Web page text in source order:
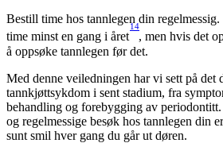
Bestill time hos tannlegen din
time minst en gang i året
14
, men hvis det
å oppsøke tannlegen før det.
Med denne veiledningen har vi sett på det
tannkjøttsykdom i sent stadium, fra
behandling og forebygging av
og regelmessige besøk hos tannlegen din
sunt smil hver gang du går ut døren.